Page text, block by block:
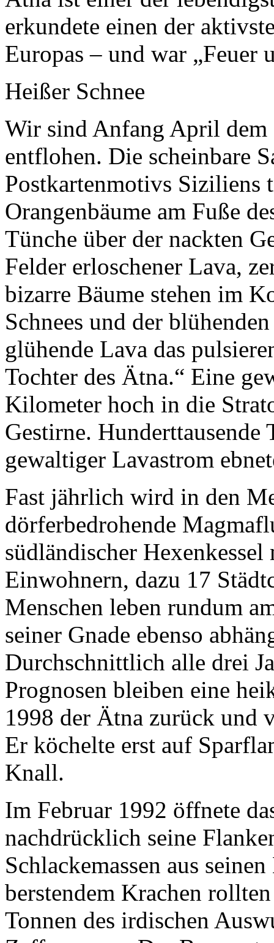
erkundete einen der
Europas – und war „Feuer
Heißer Schnee
Wir sind Anfang April dem
entflohen. Die scheinbare
Postkartenmotivs Siziliens
Orangenbäume am Fuße
Tünche über der nackten
Felder erloschener Lava,
bizarre Bäume stehen im
Schnees und der
glühende Lava das
Tochter des Ätna.“ Eine
Kilometer hoch in die
Gestirne. Hunderttausende
gewaltiger Lavastrom
Fast jährlich wird in den
dörferbedrohende
südländischer
Einwohnern, dazu 17
Menschen leben rundum
seiner Gnade ebenso
Durchschnittlich alle drei
Prognosen bleiben eine
1998 der Ätna zurück und
Er köchelte erst auf
Knall.
Im Februar 1992 öffnete
nachdrücklich seine
Schlackemassen aus
berstendem Krachen
Tonnen des irdischen